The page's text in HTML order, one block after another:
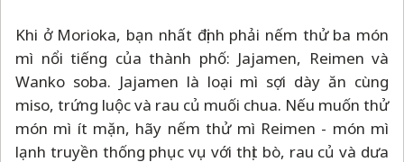
Khi ở Morioka, bạn nhất định phải nếm thử ba món
mì nổi tiếng của thành phố: Jajamen, Reimen và
Wanko soba. Jajamen là loại mì sợi dày ăn cùng
miso, trứng luộc và rau củ muối chua. Nếu muốn thử
món mì ít mặn, hãy nếm thử mì Reimen - món mì
lạnh truyền thống phục vụ với thịt bò, rau củ và dưa